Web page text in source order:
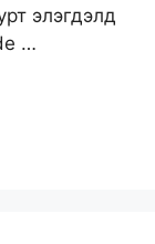
элэгдэлд
…